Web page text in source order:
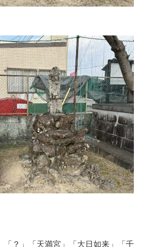
「？」「天満宮」「大日如来」「千